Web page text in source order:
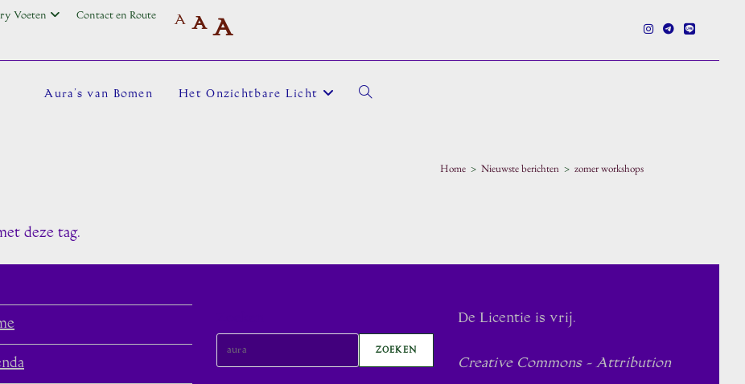
Voeten Contact en Route A A A
Aura’s van Bomen Het Onzichtbare Licht Toggle
Home > Nieuwste berichten > zomer workshops
deze tag.
ZOEKEN
De Licentie is vrij.
Creative Commons - Attribution